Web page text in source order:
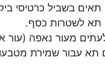
בשביל כרטיסי
תא לשטרות כסף.
מעור נאפה (עור
תא עבור שמירת